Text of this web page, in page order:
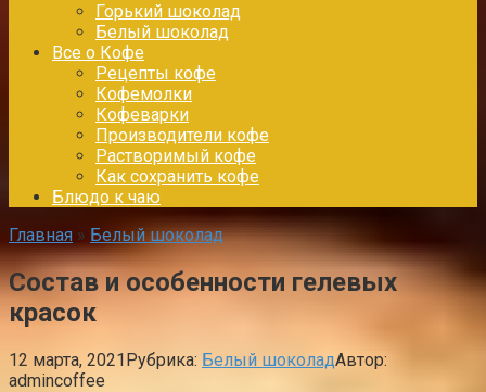
Горький шоколад
Белый шоколад
Все о Кофе
Рецепты кофе
Кофемолки
Кофеварки
Производители кофе
Растворимый кофе
Как сохранить кофе
Блюдо к чаю
Главная » Белый шоколад
Состав и особенности гелевых
красок
12 марта, 2021Рубрика: Белый шоколадАвтор:
admincoffee